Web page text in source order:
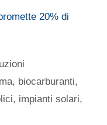
20% di
, biocarburanti,
, impianti solari,